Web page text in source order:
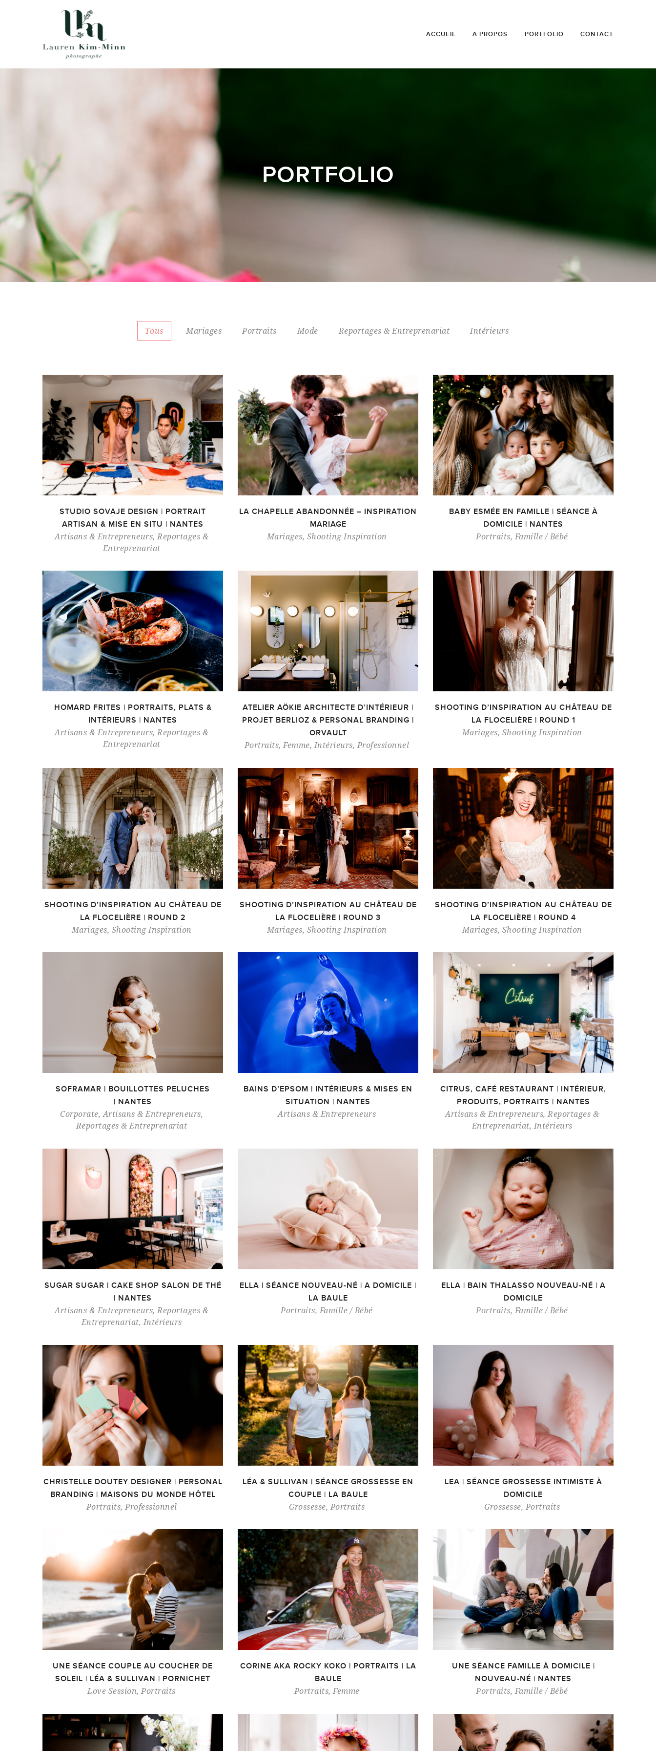
ACCUEIL A PROPOS PORTFOLIO CONTACT
PORTFOLIO
Tous Mariages Portraits Mode Reportages & Entreprenariat Intérieurs
STUDIO SOVAJE DESIGN | PORTRAIT
ARTISAN & MISE EN SITU | NANTES
Artisans & Entrepreneurs,Reportages &
Entreprenariat
LA CHAPELLE ABANDONNÉE – INSPIRATION
MARIAGE
Mariages, Shooting Inspiration
BABY ESMÉE EN FAMILLE | SÉANCE À
DOMICILE | NANTES
Portraits,Famille / Bébé
HOMARD FRITES | PORTRAITS, PLATS &
INTÉRIEURS | NANTES
Artisans & Entrepreneurs,Reportages &
Entreprenariat
ATELIER AÖKIE ARCHITECTE D’INTÉRIEUR |
PROJET BERLIOZ & PERSONAL BRANDING |
ORVAULT
Portraits,Femme,Intérieurs,Professionnel
SHOOTING D’INSPIRATION AU CHÂTEAU DE
LA FLOCELIÈRE | ROUND 1
Mariages, Shooting Inspiration
SHOOTING D’INSPIRATION AU CHÂTEAU DE
LA FLOCELIÈRE | ROUND 2
Mariages, Shooting Inspiration
SHOOTING D’INSPIRATION AU CHÂTEAU DE
LA FLOCELIÈRE | ROUND 3
Mariages, Shooting Inspiration
SHOOTING D’INSPIRATION AU CHÂTEAU DE
LA FLOCELIÈRE | ROUND 4
Mariages, Shooting Inspiration
SOFRAMAR | BOUILLOTTES PELUCHES
| NANTES
Corporate,Artisans & Entrepreneurs,
Reportages & Entreprenariat
BAINS D’EPSOM | INTÉRIEURS & MISES EN
SITUATION | NANTES
Artisans & Entrepreneurs
CITRUS, CAFÉ RESTAURANT | INTÉRIEUR,
PRODUITS, PORTRAITS | NANTES
Artisans & Entrepreneurs,Reportages &
Entreprenariat,Intérieurs
SUGAR SUGAR | CAKE SHOP SALON DE THÉ
| NANTES
Artisans & Entrepreneurs,Reportages &
Entreprenariat,Intérieurs
ELLA | SÉANCE NOUVEAU-NÉ | A DOMICILE |
LA BAULE
Portraits,Famille / Bébé
ELLA | BAIN THALASSO NOUVEAU-NÉ | A
DOMICILE
Portraits,Famille / Bébé
CHRISTELLE DOUTEY DESIGNER | PERSONAL
BRANDING | MAISONS DU MONDE HÔTEL
Portraits,Professionnel
LÉA & SULLIVAN | SÉANCE GROSSESSE EN
COUPLE | LA BAULE
Grossesse,Portraits
LEA | SÉANCE GROSSESSE INTIMISTE À
DOMICILE
Grossesse,Portraits
UNE SÉANCE COUPLE AU COUCHER DE
SOLEIL | LÉA & SULLIVAN | PORNICHET
Love Session,Portraits
CORINE AKA ROCKY KOKO | PORTRAITS | LA
BAULE
Portraits,Femme
UNE SÉANCE FAMILLE À DOMICILE |
NOUVEAU-NÉ | NANTES
Portraits,Famille / Bébé